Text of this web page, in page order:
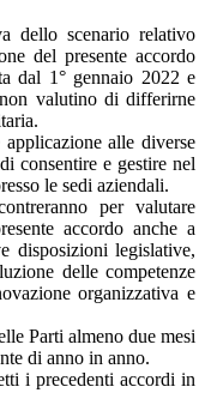
dello scenario relativo
del presente accordo
dal 1° gennaio 2022 e
valutino di differirne
alle diverse
consentire e gestire nel
le sedi aziendali.
per valutare
accordo anche a
disposizioni legislative,
delle competenze
organizzativa e
Parti almeno due mesi
di anno in anno.
i precedenti accordi in